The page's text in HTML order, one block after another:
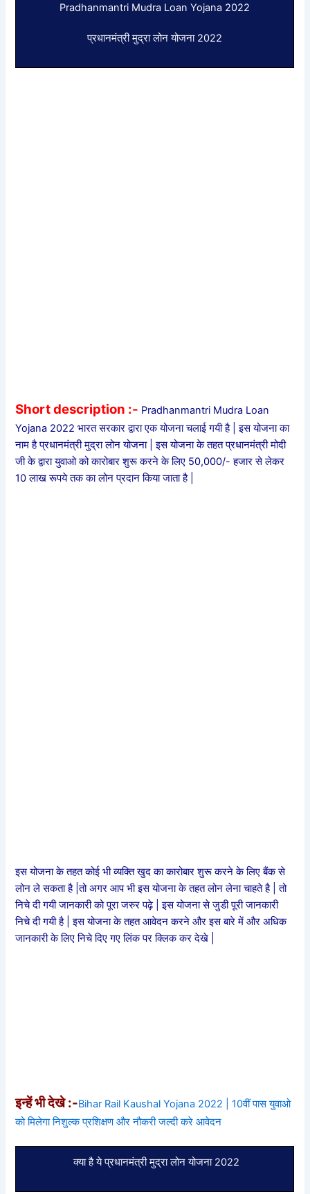
Pradhanmantri Mudra Loan Yojana 2022
प्रधानमंत्री मुद्रा लोन योजना 2022
Short description :- Pradhanmantri Mudra Loan
Yojana 2022 भारत सरकार द्वारा एक योजना चलाई गयी है | इस योजना का
नाम है प्रधानमंत्री मुद्रा लोन योजना | इस योजना के तहत प्रधानमंत्री मोदी
जी के द्वारा युवाओ को कारोबार शुरू करने के लिए 50,000/- हजार से लेकर
10 लाख रूपये तक का लोन प्रदान किया जाता है |
इस योजना के तहत कोई भी व्यक्ति खुद का कारोबार शुरू करने के लिए बैंक से
लोन ले सकता है |तो अगर आप भी इस योजना के तहत लोन लेना चाहते है | तो
निचे दी गयी जानकारी को पूरा जरुर पढ़े | इस योजना से जुडी पूरी जानकारी
निचे दी गयी है | इस योजना के तहत आवेदन करने और इस बारे में और अधिक
जानकारी के लिए निचे दिए गए लिंक पर क्लिक कर देखे |
इन्हें भी देखे :-Bihar Rail Kaushal Yojana 2022 | 10वीं पास युवाओ
को मिलेगा निशुल्क प्रशिक्षण और नौकरी जल्दी करे आवेदन
क्या है ये प्रधानमंत्री मुद्रा लोन योजना 2022